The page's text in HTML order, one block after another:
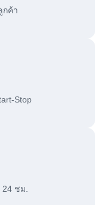
กค้า
Stop
ชม.